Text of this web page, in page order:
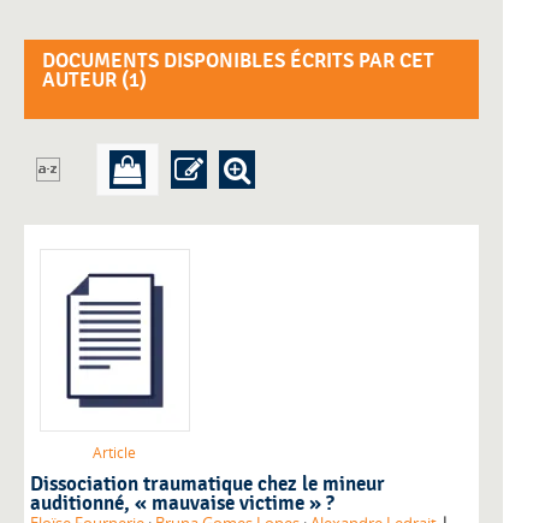
DOCUMENTS DISPONIBLES ÉCRITS PAR CET
AUTEUR (1)
Article
Dissociation traumatique chez le mineur
auditionné, « mauvaise victime » ?